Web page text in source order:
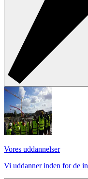
Vores uddannelser
Vi uddanner inden for de